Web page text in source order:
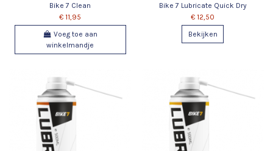
Bike 7 Clean
€ 11,95
Voeg toe aan
winkelmandje
Bike 7 Lubricate Quick Dry
€ 12,50
Bekijken